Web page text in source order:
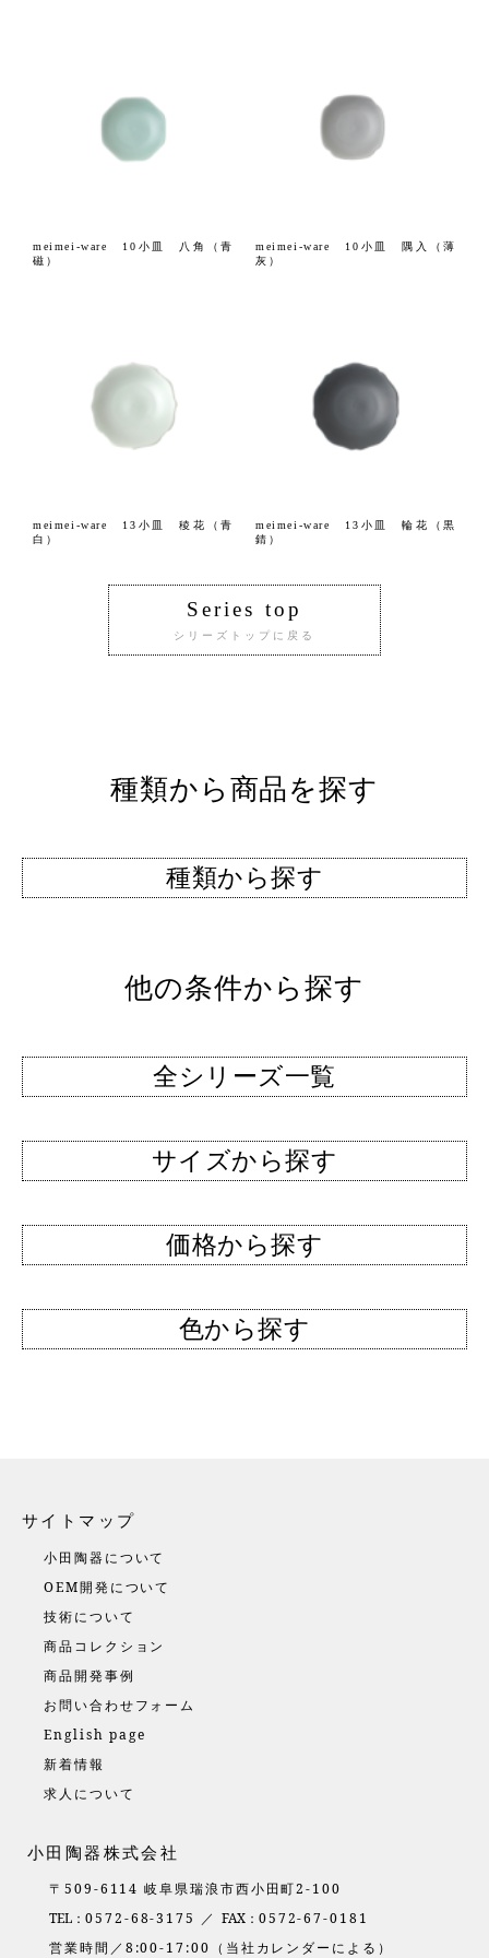
meimei-ware 10小皿 八角（青
磁）
meimei-ware 10小皿 隅入（薄
灰）
meimei-ware 13小皿 稜花（青
白）
meimei-ware 13小皿 輪花（黒
錆）
Series top
シリーズトップに戻る
種類から商品を探す
種類から探す
他の条件から探す
全シリーズ一覧
サイズから探す
価格から探す
色から探す
サイトマップ
小田陶器について
OEM開発について
技術について
商品コレクション
商品開発事例
お問い合わせフォーム
English page
新着情報
求人について
小田陶器株式会社
〒509-6114 岐阜県瑞浪市西小田町2-100
TEL： 0572-68-3175 ／ FAX： 0572-67-0181
営業時間／8:00-17:00（当社カレンダーによる）